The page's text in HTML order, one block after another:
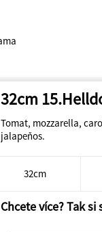
32cm
Tomat, mozzarella,
jalapeňos.
32cm
Chcete více? Tak